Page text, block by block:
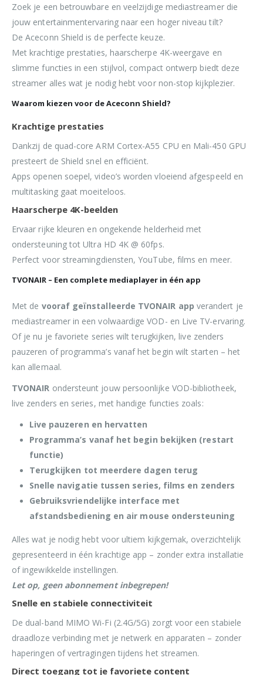
Zoek je een betrouwbare en veelzijdige mediastreamer die
jouw entertainmentervaring naar een hoger niveau tilt?
De Aceconn Shield is de perfecte keuze.
Met krachtige prestaties, haarscherpe 4K-weergave en
slimme functies in een stijlvol, compact ontwerp biedt deze
streamer alles wat je nodig hebt voor non-stop kijkplezier.
Waarom kiezen voor de Aceconn Shield?
Krachtige prestaties
Dankzij de quad-core ARM Cortex-A55 CPU en Mali-450 GPU
presteert de Shield snel en efficiënt.
Apps openen soepel, video’s worden vloeiend afgespeeld en
multitasking gaat moeiteloos.
Haarscherpe 4K-beelden
Ervaar rijke kleuren en ongekende helderheid met
ondersteuning tot Ultra HD 4K @ 60fps.
Perfect voor streamingdiensten, YouTube, films en meer.
TVONAIR – Een complete mediaplayer in één app
Met de vooraf geïnstalleerde TVONAIR app verandert je
mediastreamer in een volwaardige VOD- en Live TV-ervaring.
Of je nu je favoriete series wilt terugkijken, live zenders
pauzeren of programma’s vanaf het begin wilt starten – het
kan allemaal.
TVONAIR ondersteunt jouw persoonlijke VOD-bibliotheek,
live zenders en series, met handige functies zoals:
Live pauzeren en hervatten
Programma’s vanaf het begin bekijken (restart
functie)
Terugkijken tot meerdere dagen terug
Snelle navigatie tussen series, films en zenders
Gebruiksvriendelijke interface met
afstandsbediening en air mouse ondersteuning
Alles wat je nodig hebt voor ultiem kijkgemak, overzichtelijk
gepresenteerd in één krachtige app – zonder extra installatie
of ingewikkelde instellingen.
Let op, geen abonnement inbegrepen!
Snelle en stabiele connectiviteit
De dual-band MIMO Wi-Fi (2.4G/5G) zorgt voor een stabiele
draadloze verbinding met je netwerk en apparaten – zonder
haperingen of vertragingen tijdens het streamen.
Direct toegang tot je favoriete content